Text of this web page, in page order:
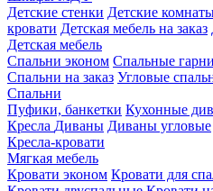
Детские стенки Детские
кровати Детская мебель на заказ
Детская мебель
Спальни эконом Спальные
Спальни на заказ Угловые
Спальни
Пуфики, банкетки Кухонные
Кресла Диваны Диваны угловые
Кресла-кровати
Мягкая мебель
Кровати эконом Кровати для